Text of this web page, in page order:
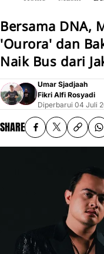
Bersama DNA,
'Ourora' dan
Naik Bus dari
Umar Sjadjaah
Fikri Alfi Rosyadi
Diperbarui 04 Juli
SHARE